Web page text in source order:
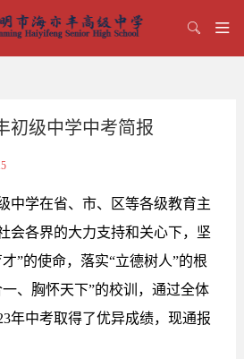
 
初级中学中考简报
中学在省、市、区等各级教育主
会各界的大力支持和关心下，坚
”的使命，落实“立德树人”的根
、胸怀天下”的校训，通过全体
年中考取得了优异成绩，现通报